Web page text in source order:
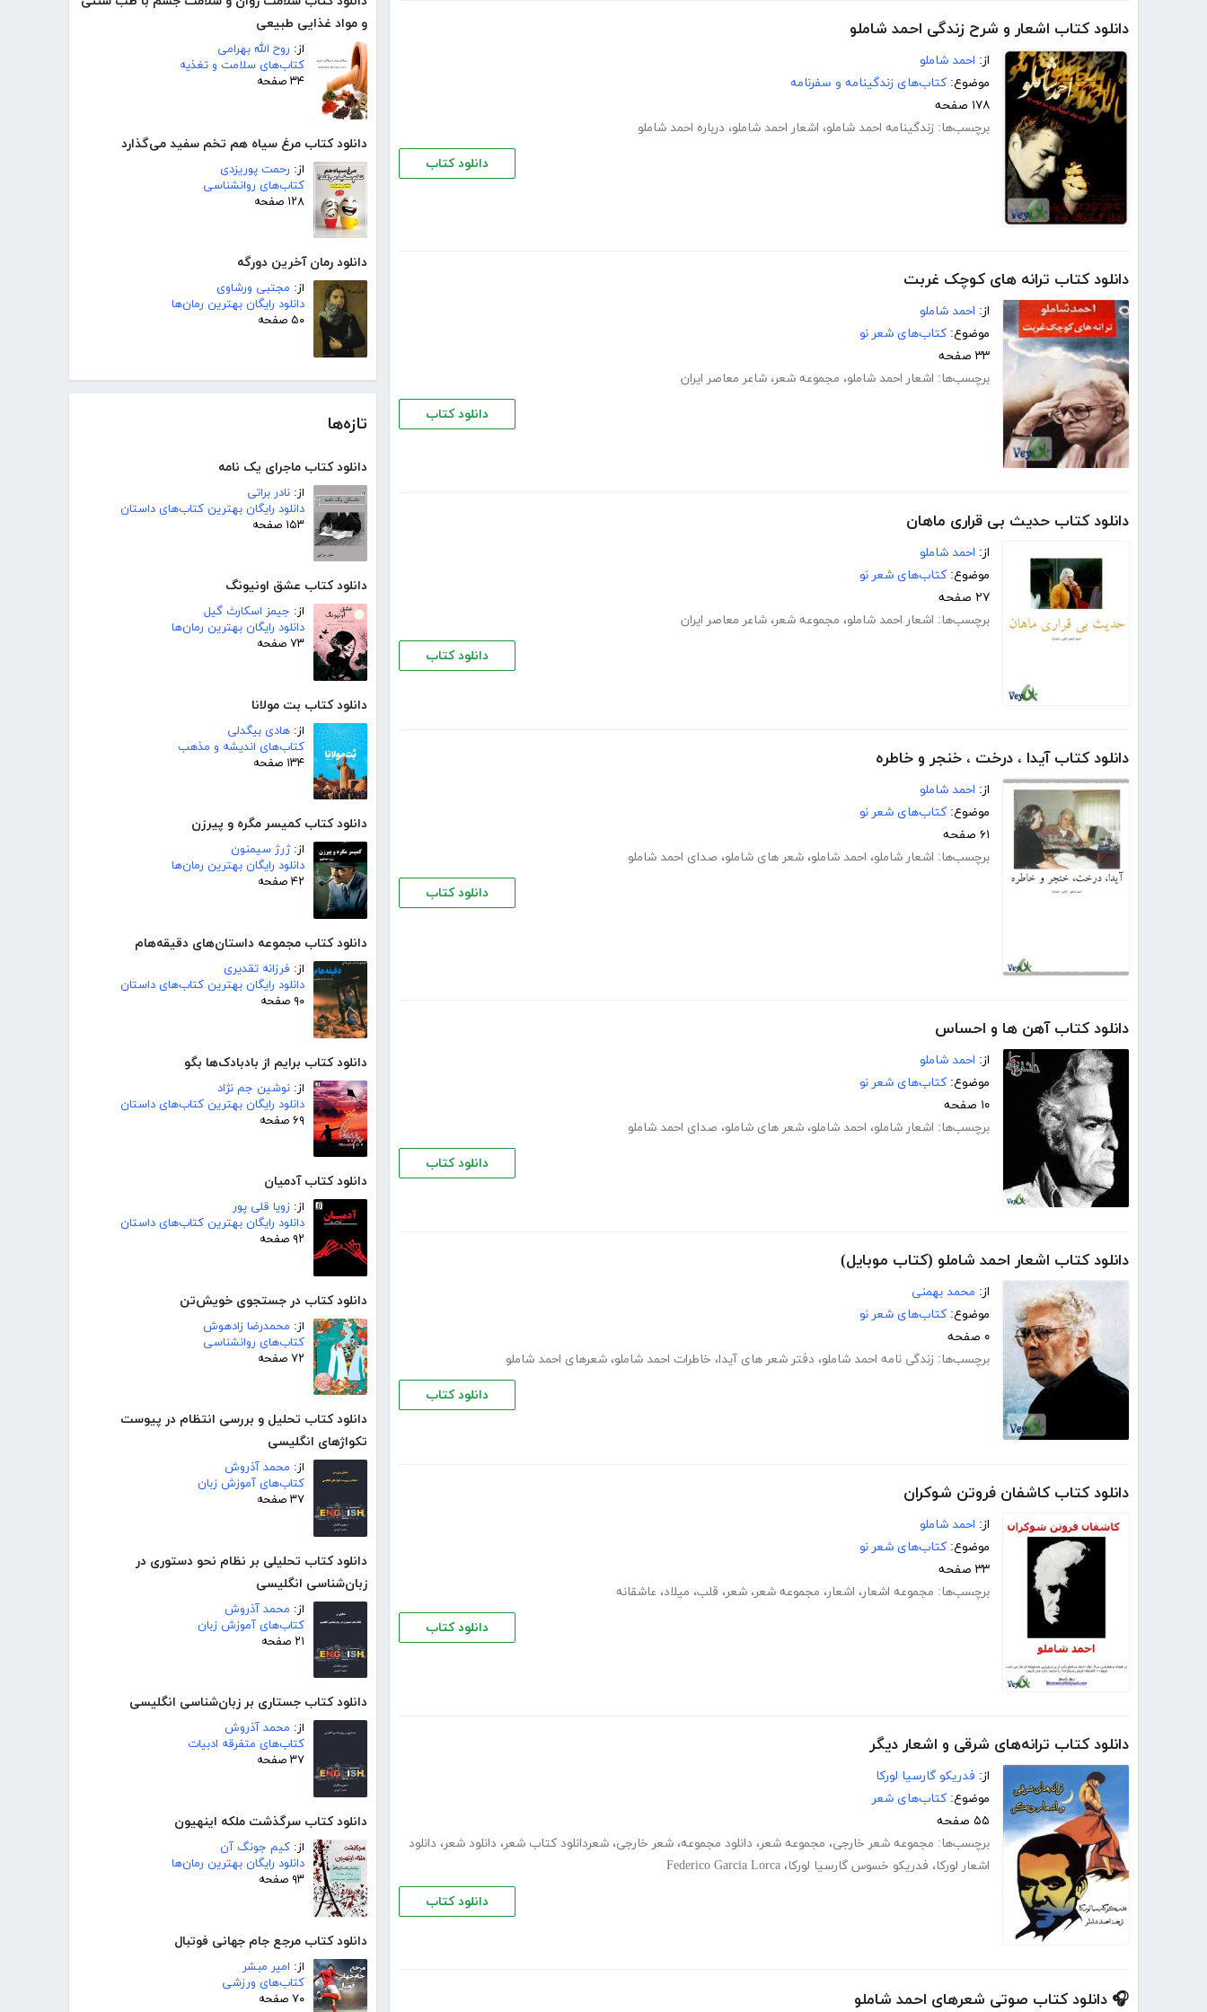
و مواد غذایی طبیعی
از: روح الله بهرامی
کتاب‌های سلامت و تغذیه
۳۴ صفحه
دانلود کتاب مرغ سیاه هم تخم سفید می‌گذارد
از: رحمت پوریزدی
کتاب‌های روانشناسی
۱۲۸ صفحه
دانلود رمان آخرین دورگه
از: مجتبی ورشاوی
دانلود رایگان بهترین رمان‌ها
۵۰ صفحه
تازه‌ها
دانلود کتاب ماجرای یک نامه
از: نادر براتی
دانلود رایگان بهترین کتاب‌های داستان
۱۵۳ صفحه
دانلود کتاب عشق اونیونگ
از: جیمز اسکارث گیل
دانلود رایگان بهترین رمان‌ها
۷۳ صفحه
دانلود کتاب بت مولانا
از: هادی بیگدلی
کتاب‌های اندیشه و مذهب
۱۳۴ صفحه
دانلود کتاب کمیسر مگره و پیرزن
از:ژرژ سیمنون
دانلود رایگان بهترین رمان‌ها
۴۲ صفحه
دانلود کتاب مجموعه داستان‌های دقیقه‌هام
از: فرزانه تقدیری
دانلود رایگان بهترین کتاب‌های داستان
۹۰ صفحه
دانلود کتاب برایم از بادبادک‌ها بگو
از: نوشین جم نژاد
دانلود رایگان بهترین کتاب‌های داستان
۶۹ صفحه
دانلود کتاب آدمیان
از: زویا قلی پور
دانلود رایگان بهترین کتاب‌های داستان
۹۲ صفحه
دانلود کتاب در جستجوی خویش‌تن
از: محمدرضا زادهوش
کتاب‌های روانشناسی
۷۲ صفحه
دانلود کتاب تحلیل و بررسی انتظام در پیوست
تکواژهای انگلیسی
از: محمد آذروش
کتاب‌های آموزش زبان
۳۷ صفحه
دانلود کتاب تحلیلی بر نظام نحو دستوری در
زبان‌شناسی انگلیسی
از: محمد آذروش
کتاب‌های آموزش زبان
۲۱ صفحه
دانلود کتاب جستاری بر زبان‌شناسی انگلیسی
از: محمد آذروش
کتاب‌های متفرقه ادبیات
۳۷ صفحه
دانلود کتاب سرگذشت ملکه اینهیون
از: کیم جونگ آن
دانلود رایگان بهترین رمان‌ها
۹۳ صفحه
دانلود کتاب مرجع جام جهانی فوتبال
از: امیر مبشر
کتاب‌های ورزشی
۷۰ صفحه
دانلود کتاب اشعار و شرح زندگی احمد شاملو
از: احمد شاملو
موضوع: کتاب‌های زندگینامه و سفرنامه
۱۷۸ صفحه
برچسب‌ها: زندگینامه احمد شاملو، اشعار احمد شاملو، درباره احمد شاملو
دانلود کتاب
دانلود کتاب ترانه های کوچک غربت
از: احمد شاملو
موضوع: کتاب‌های شعر نو
۳۳ صفحه
برچسب‌ها: اشعار احمد شاملو، مجموعه شعر، شاعر معاصر ایران
دانلود کتاب
دانلود کتاب حدیث بی قراری ماهان
از: احمد شاملو
موضوع: کتاب‌های شعر نو
۲۷ صفحه
برچسب‌ها: اشعار احمد شاملو، مجموعه شعر، شاعر معاصر ایران
دانلود کتاب
دانلود کتاب آیدا ، درخت ، خنجر و خاطره
از: احمد شاملو
موضوع: کتاب‌های شعر نو
۶۱ صفحه
برچسب‌ها: اشعار شاملو، احمد شاملو، شعر های شاملو، صدای احمد شاملو
دانلود کتاب
دانلود کتاب آهن ها و احساس
از: احمد شاملو
موضوع: کتاب‌های شعر نو
۱۰ صفحه
برچسب‌ها: اشعار شاملو، احمد شاملو، شعر های شاملو، صدای احمد شاملو
دانلود کتاب
دانلود کتاب اشعار احمد شاملو (کتاب موبایل)
از: محمد بهمنی
موضوع: کتاب‌های شعر نو
۰ صفحه
برچسب‌ها: زندگی نامه احمد شاملو، دفتر شعر های آیدا، خاطرات احمد شاملو، شعرهای احمد شاملو
دانلود کتاب
دانلود کتاب کاشفان فروتن شوکران
از: احمد شاملو
موضوع: کتاب‌های شعر نو
۳۳ صفحه
برچسب‌ها: مجموعه اشعار، اشعار، مجموعه شعر، شعر، قلب، میلاد، عاشقانه
دانلود کتاب
دانلود کتاب ترانه‌های شرقی و اشعار دیگر
از: فدریکو گارسیا لورکا
موضوع: کتاب‌های شعر
۵۵ صفحه
برچسب‌ها: مجموعه شعر خارجی، مجموعه شعر، دانلود مجموعه، شعر خارجی، شعردانلود کتاب شعر، دانلود شعر، دانلود
اشعار لورکا، فدریکو خسوس گارسیا لورکا، Federico Garcia Lorca
دانلود کتاب
🎧 دانلود کتاب صوتی شعرهای احمد شاملو